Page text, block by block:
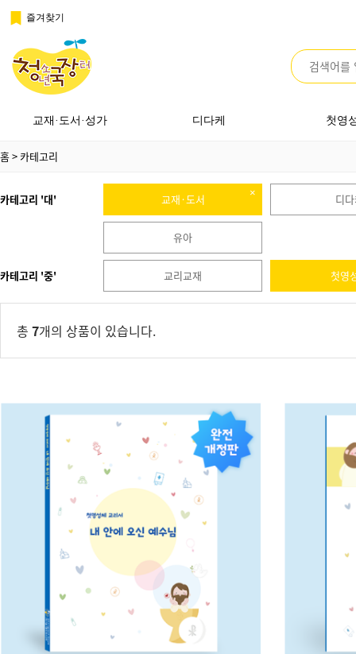
즐겨찾기
교재·도서·성가 디다케 첫영
홈> 카테고리
카테고리 '대' 교재·도서 디
유아
카테고리 '중' 교리교재 첫영
총 7개의 상품이 있습니다.